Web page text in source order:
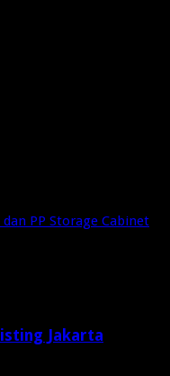
PP Storage Cabinet
Jakarta